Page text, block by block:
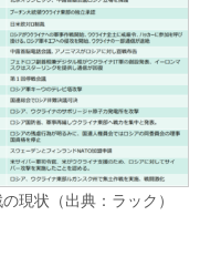
現状（出典：ラック）